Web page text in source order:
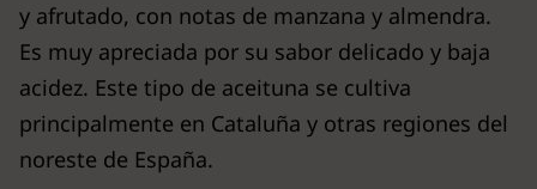
y afrutado, con notas de manzana y almendra.
Es muy apreciada por su sabor delicado y baja
acidez. Este tipo de aceituna se cultiva
principalmente en Cataluña y otras regiones del
noreste de España.